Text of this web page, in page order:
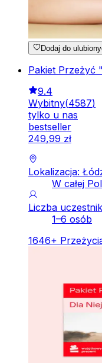
Dodaj do
Pakiet Przeżyć
9.4
Wybitny(4587)
tylko u nas
bestseller
249,99 zł
Lokalizacja:
W całej
Liczba
1–6 osób
1646+